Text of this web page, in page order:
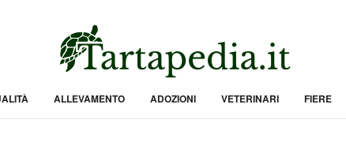
ALLEVAMENTO ADOZIONI VETERINARI FIERE